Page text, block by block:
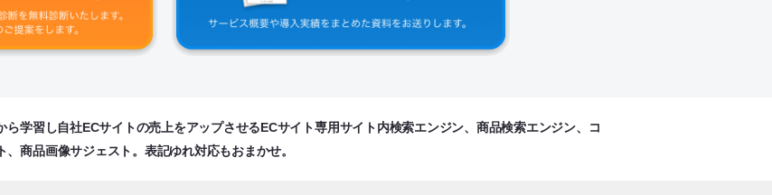
学習し自社ECサイトの売上をアップさせるECサイト専用サイト内検索エンジン、商品検索エンジン、コ
商品画像サジェスト。表記ゆれ対応もおまかせ。